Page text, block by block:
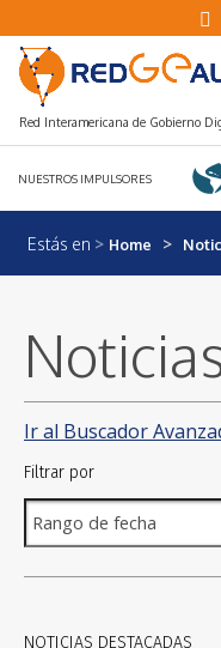
Red Interamericana de Gobierno
NUESTROS IMPULSORES
Estás en Home
Ir al Buscador
Filtrar por
Rango de fecha
NOTICIAS DESTACADAS